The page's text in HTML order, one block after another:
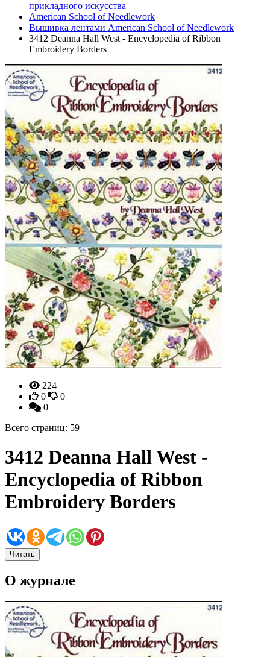
прикладного искусства
American School of Needlework
Вышивка лентами American School of Needlework
3412 Deanna Hall West - Encyclopedia of Ribbon
Embroidery Borders
224
0
0
0
Всего страниц: 59
3412 Deanna Hall West -
Encyclopedia of Ribbon
Embroidery Borders
Читать
О журнале